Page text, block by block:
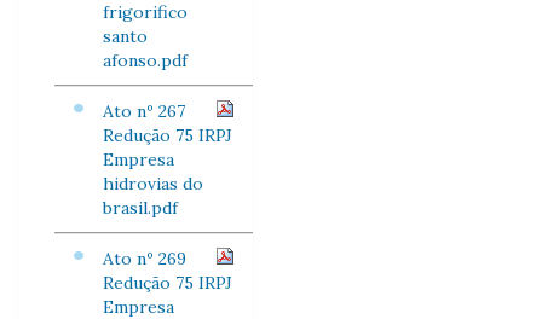
frigorifico
santo
afonso.pdf
Ato nº 267
Redução 75 IRPJ
Empresa
hidrovias do
brasil.pdf
Ato nº 269
Redução 75 IRPJ
Empresa